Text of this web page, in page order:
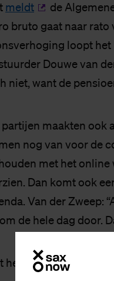
meldt
de
bruto gaat naar rato
loopt het
Douwe van
niet, want de
partijen maakten ook
nog van voor de
met het online
Dan komt ook
Van der Zweep:
de hele dag door.
hele principeakkoord